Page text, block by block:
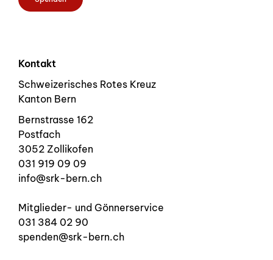
Kontakt
Schweizerisches Rotes Kreuz
Kanton Bern
Bernstrasse 162
Postfach
3052 Zollikofen
031 919 09 09
info@srk-bern.ch
Mitglieder- und Gönnerservice
031 384 02 90
spenden@srk-bern.ch